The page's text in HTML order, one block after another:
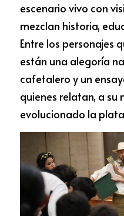
escenario vivo con
mezclan historia,
Entre los personajes
están una alegoría
cafetalero y un
quienes relatan, a su
evolucionado la